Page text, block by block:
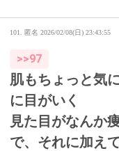
101. 匿名 2026/02/08(日) 23:43:55
>>97
肌もちょっと気
に目がいく
見た目がなんか
で、それに加え